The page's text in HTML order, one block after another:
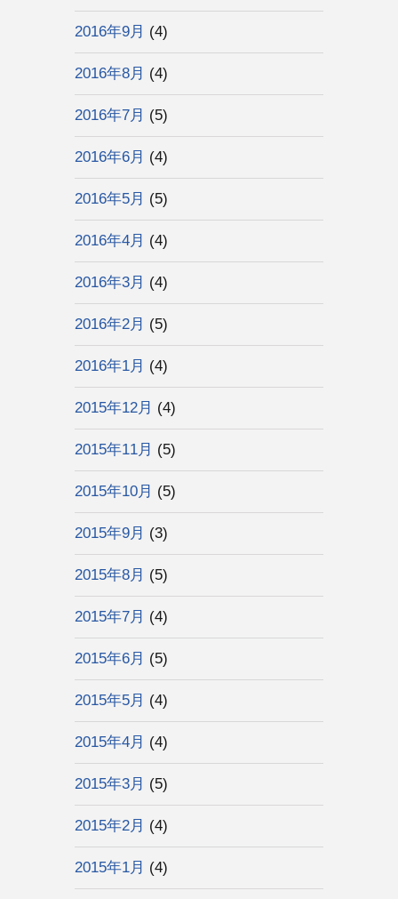
2016年9月 (4)
2016年8月 (4)
2016年7月 (5)
2016年6月 (4)
2016年5月 (5)
2016年4月 (4)
2016年3月 (4)
2016年2月 (5)
2016年1月 (4)
2015年12月 (4)
2015年11月 (5)
2015年10月 (5)
2015年9月 (3)
2015年8月 (5)
2015年7月 (4)
2015年6月 (5)
2015年5月 (4)
2015年4月 (4)
2015年3月 (5)
2015年2月 (4)
2015年1月 (4)